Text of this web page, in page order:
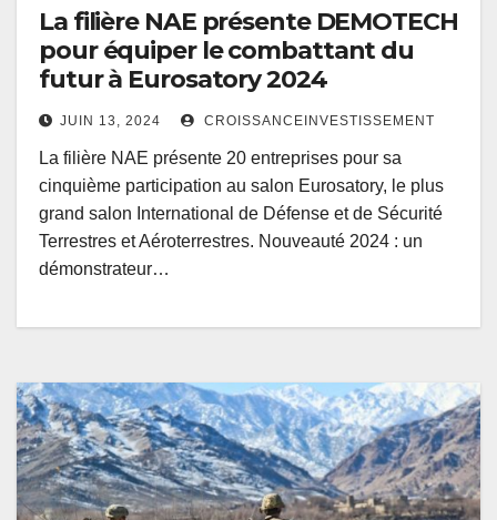
La filière NAE présente DEMOTECH
pour équiper le combattant du
futur à Eurosatory 2024
JUIN 13, 2024 CROISSANCEINVESTISSEMENT
La filière NAE présente 20 entreprises pour sa
cinquième participation au salon Eurosatory, le plus
grand salon International de Défense et de Sécurité
Terrestres et Aéroterrestres. Nouveauté 2024 : un
démonstrateur…